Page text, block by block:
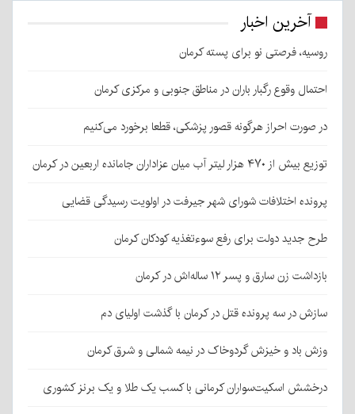
آخرین اخبار
روسیه، فرصتی نو برای پسته کرمان
احتمال وقوع رگبار باران در مناطق جنوبی و مرکزی کرمان
در صورت احراز هرگونه قصور پزشکی، قطعا برخورد می‌کنیم
توزیع بیش از ۴۷۰ هزار لیتر آب میان عزاداران جامانده اربعین در کرمان
پرونده اختلافات شورای شهر جیرفت در اولویت رسیدگی قضایی
طرح جدید دولت برای رفع سوءتغذیه کودکان کرمان
بازداشت زن سارق و پسر ۱۲ ساله‌اش در کرمان
سازش در سه پرونده قتل در کرمان با گذشت اولیای دم
وزش باد و خیزش گردوخاک در نیمه شمالی و شرق کرمان
درخشش اسکیت‌سواران کرمانی با کسب یک طلا و یک برنز کشوری